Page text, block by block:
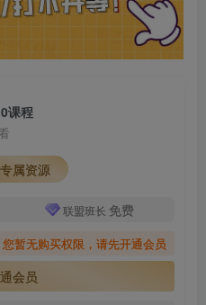
课程
属资源
联盟班长 免费
您暂无购买权限，请先开通会员
会员